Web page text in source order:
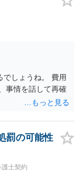
でしょうね。 費用
事情を話して再確
罰の可能性
護士契約